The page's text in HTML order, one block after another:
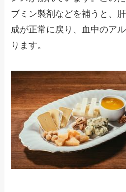
ブミン製剤などを補うと、
成が正常に戻り、血中のア
ります。